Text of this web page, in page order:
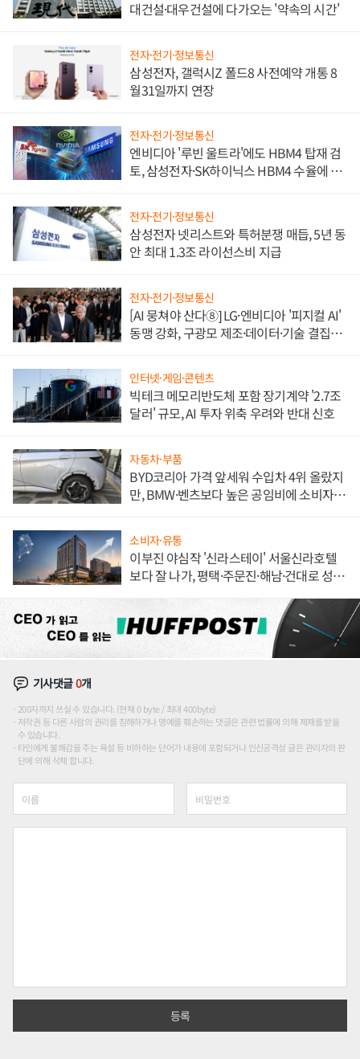
대건설·대우건설에 다가오는 '약속의 시간'
전자·전기·정보통신
삼성전자, 갤럭시Z 폴드8 사전예약 개통 8
월31일까지 연장
전자·전기·정보통신
엔비디아 '루빈 울트라'에도 HBM4 탑재 검
토, 삼성전자·SK하이닉스 HBM4 수율에 주
전자·전기·정보통신
삼성전자 넷리스트와 특허분쟁 매듭, 5년 동
안 최대 1.3조 라이선스비 지급
전자·전기·정보통신
[AI 뭉쳐야 산다⑧] LG·엔비디아 '피지컬 AI'
동맹 강화, 구광모 제조·데이터·기술 결집
인터넷·게임·콘텐츠
빅테크 메모리반도체 포함 장기계약 '2.7조
달러' 규모, AI 투자 위축 우려와 반대 신호
자동차·부품
BYD코리아 가격 앞세워 수입차 4위 올랐지
만, BMW·벤츠보다 높은 공임비에 소비자
소비자·유통
이부진 야심작 '신라스테이' 서울신라호텔
보다 잘 나가, 평택·주문진·해남·건대로 성
기사댓글0개
200자까지 쓰실 수 있습니다. (현재 0 byte / 최대 400byte)
저작권 등 다른 사람의 권리를 침해하거나 명예를 훼손하는 댓글은 관련 법률에 의해 제재를 받을
수 있습니다.
타인에게 불쾌감을 주는 욕설 등 비하하는 단어가 내용에 포함되거나 인신공격성 글은 관리자의 판
단에 의해 삭제 합니다.